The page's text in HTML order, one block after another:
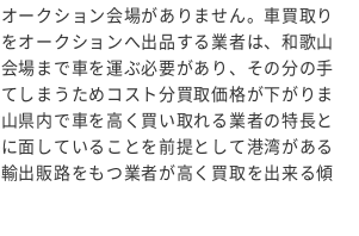
ークション会場がありません。車買取り
オークションへ出品する業者は、和歌山
場まで車を運ぶ必要があり、その分の手
しまうためコスト分買取価格が下がりま
県内で車を高く買い取れる業者の特長と
面していることを前提として港湾がある
出販路をもつ業者が高く買取を出来る傾